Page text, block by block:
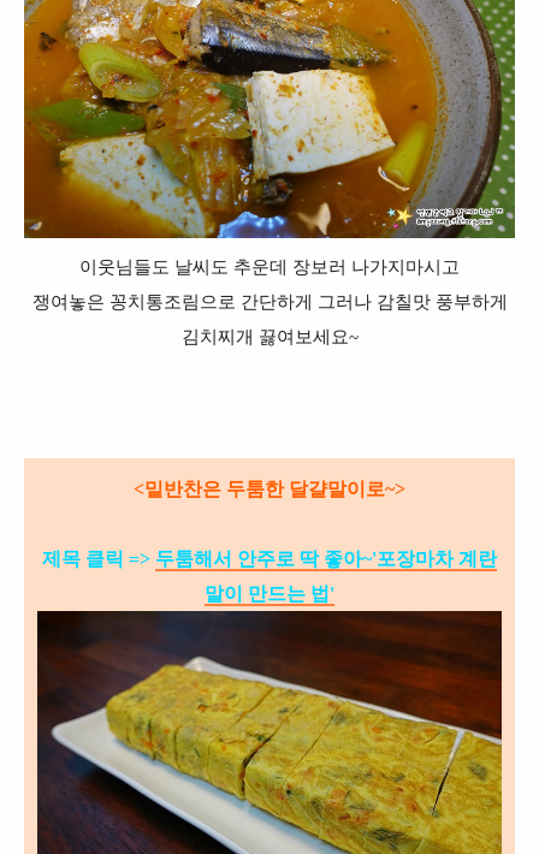
이웃님들도 날씨도 추운데 장보러 나가지마시고
쟁여놓은 꽁치통조림으로 간단하게 그러나 감칠맛 풍부하게
김치찌개 끓여보세요~
<밑반찬은 두툼한 달걀말이로~>
제목 클릭 => 두툼해서 안주로 딱 좋아~'포장마차 계란
말이 만드는 법'